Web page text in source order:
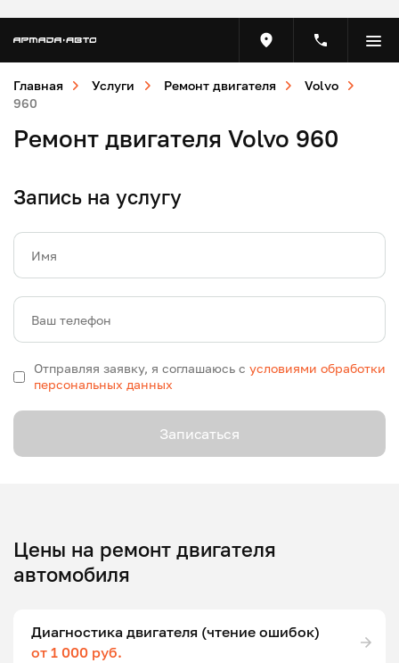
Главная Услуги Ремонт двигателя
Volvo
960
Ремонт двигателя Volvo 960
Запись на услугу
Имя
Ваш телефон
Отправляя заявку, я соглашаюсь с условиями обработки
персональных данных
Записаться
Цены на ремонт двигателя
автомобиля
Диагностика двигателя (чтение ошибок)
от 1 000 руб.